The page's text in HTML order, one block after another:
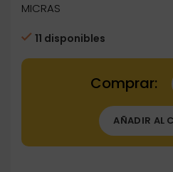
MICRAS
11 disponibles
Dartstore
AÑADIR AL